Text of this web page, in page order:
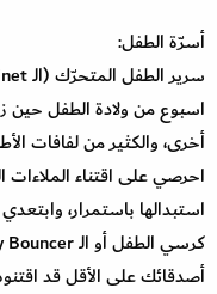
أسرّة الطفل:
اسبوع من ولادة الطفل حين
أخرى، والكثير من لفافات
احرصي على اقتناء
استبدالها باستمرار،
أصدقائك على الأقل قد